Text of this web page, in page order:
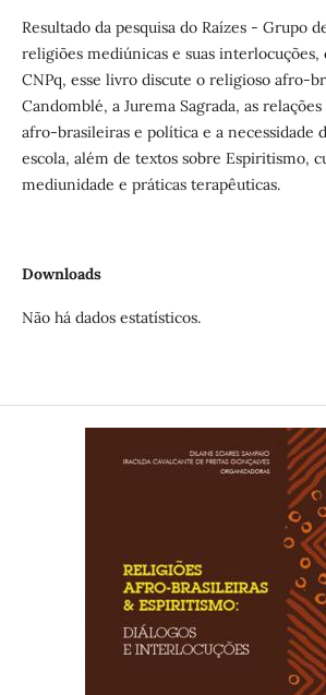
Resultado da pesquisa do Raízes - Grupo
religiões mediúnicas e suas
CNPq, esse livro discute o religioso afro-
Candomblé, a Jurema Sagrada, as
afro-brasileiras e política e a necessidade
escola, além de textos sobre Espiritismo,
mediunidade e práticas terapêuticas.
Downloads
Não há dados estatísticos.